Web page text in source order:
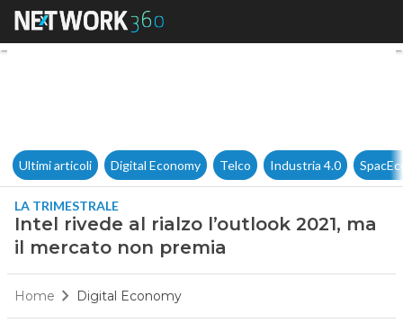
Intel rivede al rialzo
Ultimi articoli Digital Economy Telco Industria 4.0
LA TRIMESTRALE
Intel rivede al rialzo l’outlook 2021, ma
il mercato non premia
Home Digital Economy